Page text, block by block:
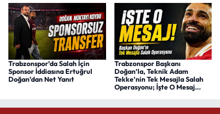
Trabzonspor’da Salah İçin
Sponsor İddiasına Ertuğrul
Doğan’dan Net Yanıt
Trabzonspor Başkanı
Doğan’la, Teknik Adam
Tekke’nin Tek Mesajla Salah
Operasyonu; İşte O Mesaj...